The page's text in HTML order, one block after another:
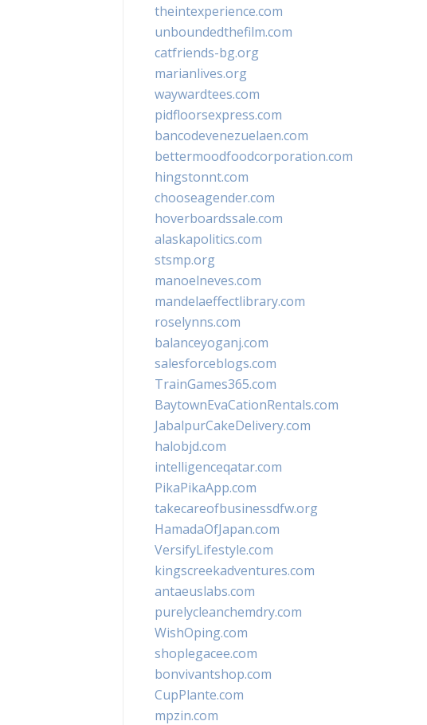
theintexperience.com
unboundedthefilm.com
catfriends-bg.org
marianlives.org
waywardtees.com
pidfloorsexpress.com
bancodevenezuelaen.com
bettermoodfoodcorporation.com
hingstonnt.com
chooseagender.com
hoverboardssale.com
alaskapolitics.com
stsmp.org
manoelneves.com
mandelaeffectlibrary.com
roselynns.com
balanceyoganj.com
salesforceblogs.com
TrainGames365.com
BaytownEvaCationRentals.com
JabalpurCakeDelivery.com
halobjd.com
intelligenceqatar.com
PikaPikaApp.com
takecareofbusinessdfw.org
HamadaOfJapan.com
VersifyLifestyle.com
kingscreekadventures.com
antaeuslabs.com
purelycleanchemdry.com
WishOping.com
shoplegacee.com
bonvivantshop.com
CupPlante.com
mpzin.com